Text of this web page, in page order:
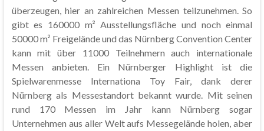
überzeugen, hier an zahlreichen Messen teilzunehmen. So
gibt es 160000 m² Ausstellungsfläche und noch einmal
50000 m² Freigelände und das Nürnberg Convention Center
kann mit über 11000 Teilnehmern auch internationale
Messen anbieten. Ein Nürnberger Highlight ist die
Spielwarenmesse Internationa Toy Fair, dank derer
Nürnberg als Messestandort bekannt wurde. Mit seinen
rund 170 Messen im Jahr kann Nürnberg sogar
Unternehmen aus aller Welt aufs Messegelände holen, aber